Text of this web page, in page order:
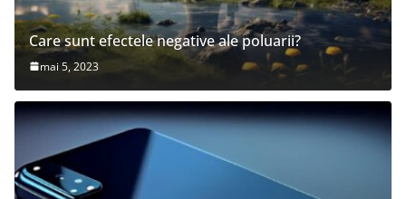
Care sunt efectele negative ale poluarii?
mai 5, 2023